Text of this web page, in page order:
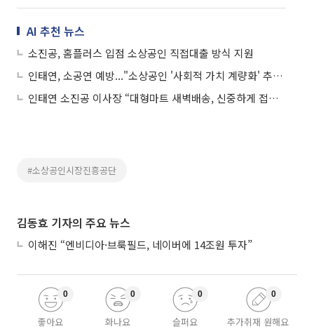
AI 추천 뉴스
소진공, 홈플러스 입점 소상공인 직접대출 방식 지원
인태연, 소공연 예방..."소상공인 '사회적 가치 계량화' 추진...협력 플랫폼 구축"
인태연 소진공 이사장 “대형마트 새벽배송, 신중하게 접근해야”
#소상공인시장진흥공단
김동효 기자의 주요 뉴스
이해진 “엔비디아·브룩필드, 네이버에 14조원 투자”
좋아요
0
화나요
0
슬퍼요
0
추가취재 원해요
0